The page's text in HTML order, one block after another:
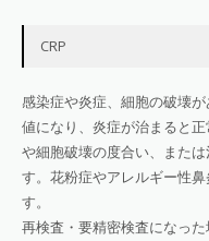
CRP
感染症や炎症、細胞の破壊
値になり、炎症が治まると
や細胞破壊の度合い、また
す。花粉症やアレルギー性
す。
再検査・要精密検査になった